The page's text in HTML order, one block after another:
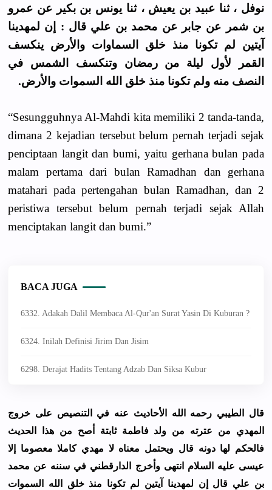
نوفل ، ثنا عبيد بن يعيش ، ثنا يونس بن بكير عن عمرو
بن شمر عن جابر عن محمد بن علي قال : إن لمهدينا
آيتين لم تكونا منذ خلق السماوات والأرض ينكسف
القمر لأول ليلة من رمضان وتنكسف الشمس في
النصف منه ولم تكونا منذ خلق الله السموات والأرض.
“Sesungguhnya Al-Mahdi kita memiliki 2 tanda-tanda,
dimana 2 kejadian tersebut belum pernah terjadi sejak
penciptaan langit dan bumi, yaitu gerhana bulan pada
malam pertama dari bulan Ramadhan dan gerhana
matahari pada pertengahan bulan Ramadhan, dan 2
peristiwa tersebut belum pernah terjadi sejak Allah
menciptakan langit dan bumi.”
BACA JUGA
6332. Adakah Dalil Membaca Al-Qur'an Surat Yasin Di Kuburan ?
6324. Inilah Definisi Jirim Dan Jisim
6298. Derajat Hadits Tentang Adzab Dan Siksa Kubur
ﻗﺎﻝ ﺍﻟﻄﻴﺒﻲ ﺭﺣﻤﻪ ﺍﻟﻠﻪ ﺍﻷﺣﺎﺩﻳﺚ ﻋﻨﻪ ﻓﻲ ﺍﻟﺘﻨﺼﻴﺺ ﻋﻠﻰ ﺧﺮﻭﺝ
ﺍﻟﻤﻬﺪﻱ ﻣﻦ ﻋﺘﺮﺗﻪ ﻣﻦ ﻭﻟﺪ ﻓﺎﻃﻤﺔ ﺛﺎﺑﺘﺔ ﺃﺻﺢ ﻣﻦ ﻫﺬﺍ ﺍﻟﺤﺪﻳﺚ
ﻓﺎﻟﺤﻜﻢ ﻟﻬﺎ ﺩﻭﻧﻪ ﻗﺎﻝ ﻭﻳﺤﺘﻤﻞ ﻣﻌﻨﺎﻩ ﻻ ﻣﻬﺪﻱ ﻛﺎﻣﻼ ﻣﻌﺼﻮﻣﺎ ﺇﻻ
ﻋﻴﺴﻰ ﻋﻠﻴﻪ ﺍﻟﺴﻼﻡ ﺍﻧﺘﻬﻰ ﻭﺃﺧﺮﺝ ﺍﻟﺪﺍﺭﻗﻄﻨﻲ ﻓﻲ ﺳﻨﻨﻪ ﻋﻦ ﻣﺤﻤﺪ
ﺑﻦ ﻋﻠﻲ ﻗﺎﻝ ﺇﻥ ﻟﻤﻬﺪﻳﻨﺎ ﺁﻳﺘﻴﻦ ﻟﻢ ﺗﻜﻮﻧﺎ ﻣﻨﺬ ﺧﻠﻖ ﺍﻟﻠﻪ ﺍﻟﺴﻤﻮﺍﺕ